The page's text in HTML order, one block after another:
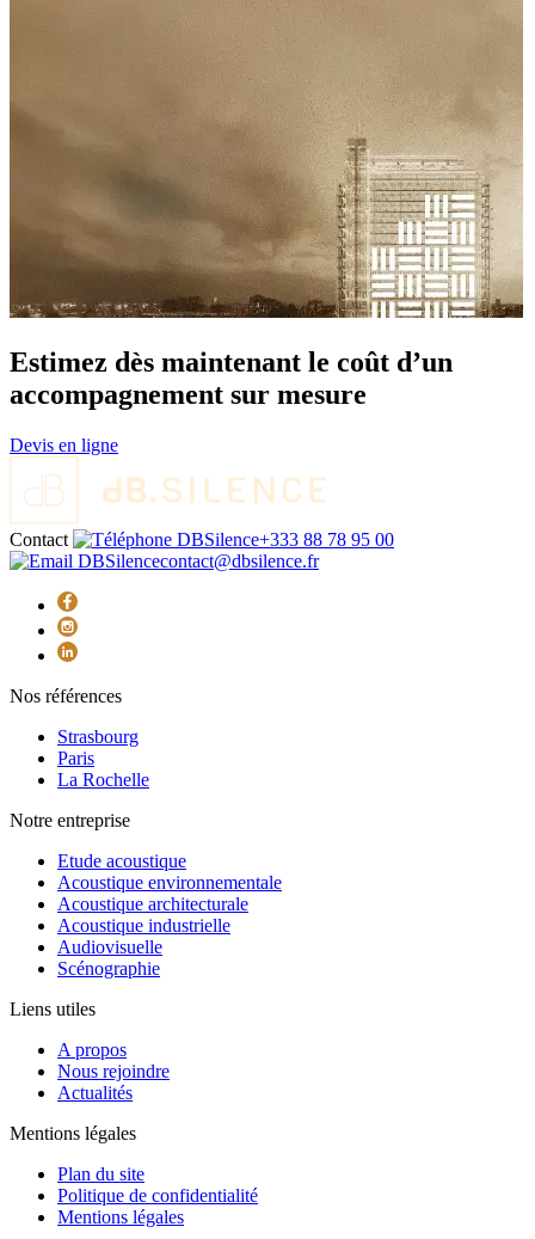
Estimez dès maintenant le coût d’un
accompagnement sur mesure
Devis en ligne
Contact
+333 88 78 95 00
contact@dbsilence.fr
Nos références
Strasbourg
Paris
La Rochelle
Notre entreprise
Etude acoustique
Acoustique environnementale
Acoustique architecturale
Acoustique industrielle
Audiovisuelle
Scénographie
Liens utiles
A propos
Nous rejoindre
Actualités
Mentions légales
Plan du site
Politique de confidentialité
Mentions légales